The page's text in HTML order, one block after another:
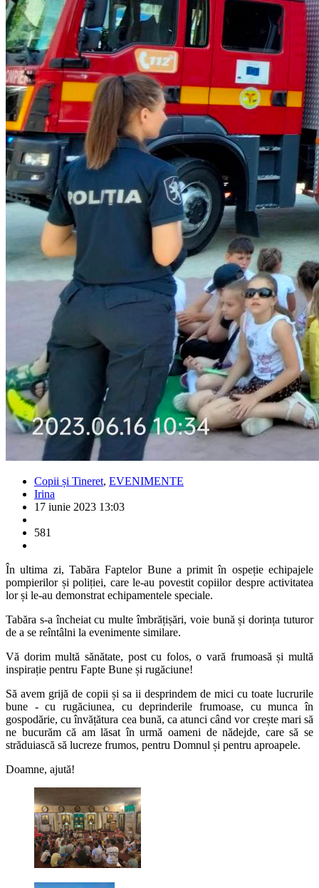
Copii și Tineret, EVENIMENTE
Irina
17 iunie 2023 13:03
581
În ultima zi, Tabăra Faptelor Bune a primit în ospeție echipajele
pompierilor și poliției, care le-au povestit copiilor despre activitatea
lor și le-au demonstrat echipamentele speciale.
Tabăra s-a încheiat cu multe îmbrățișări, voie bună și dorința tuturor
de a se reîntâlni la evenimente similare.
Vă dorim multă sănătate, post cu folos, o vară frumoasă și multă
inspirație pentru Fapte Bune și rugăciune!
Să avem grijă de copii și sa ii desprindem de mici cu toate lucrurile
bune - cu rugăciunea, cu deprinderile frumoase, cu munca în
gospodărie, cu învățătura cea bună, ca atunci când vor crește mari să
ne bucurăm că am lăsat în urmă oameni de nădejde, care să se
străduiască să lucreze frumos, pentru Domnul și pentru aproapele.
Doamne, ajută!